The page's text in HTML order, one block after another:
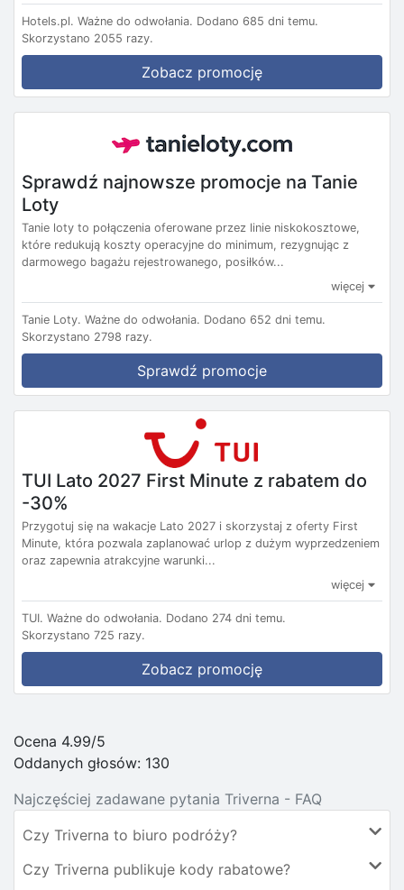
Hotels.pl. Ważne do odwołania. Dodano 685 dni temu.
Skorzystano 2055 razy.
Zobacz promocję
Sprawdź najnowsze promocje na Tanie
Loty
Tanie loty to połączenia oferowane przez linie niskokosztowe,
które redukują koszty operacyjne do minimum, rezygnując z
darmowego bagażu rejestrowanego, posiłków...
więcej
Tanie Loty. Ważne do odwołania. Dodano 652 dni temu.
Skorzystano 2798 razy.
Sprawdź promocje
TUI Lato 2027 First Minute z rabatem do
-30%
Przygotuj się na wakacje Lato 2027 i skorzystaj z oferty First
Minute, która pozwala zaplanować urlop z dużym wyprzedzeniem
oraz zapewnia atrakcyjne warunki...
więcej
TUI. Ważne do odwołania. Dodano 274 dni temu.
Skorzystano 725 razy.
Zobacz promocję
Ocena 4.99/5
Oddanych głosów: 130
Najczęściej zadawane pytania Triverna - FAQ
Czy Triverna to biuro podróży?
Czy Triverna publikuje kody rabatowe?